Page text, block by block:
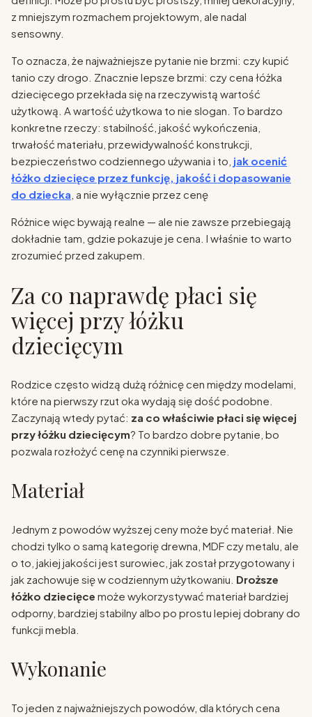
z mniejszym rozmachem projektowym, ale nadal
sensowny.
To oznacza, że najważniejsze pytanie nie brzmi: czy kupić
tanio czy drogo. Znacznie lepsze brzmi: czy cena łóżka
dziecięcego przekłada się na rzeczywistą wartość
użytkową. A wartość użytkowa to nie slogan. To bardzo
konkretne rzeczy: stabilność, jakość wykończenia,
trwałość materiału, przewidywalność konstrukcji,
bezpieczeństwo codziennego używania i to, jak ocenić
łóżko dziecięce przez funkcję, jakość i dopasowanie
do dziecka , a nie wyłącznie przez cenę
Różnice więc bywają realne — ale nie zawsze przebiegają
dokładnie tam, gdzie pokazuje je cena. I właśnie to warto
zrozumieć przed zakupem.
Za co naprawdę płaci się
więcej przy łóżku
dziecięcym
Rodzice często widzą dużą różnicę cen między modelami,
które na pierwszy rzut oka wydają się dość podobne.
Zaczynają wtedy pytać: za co właściwie płaci się więcej
przy łóżku dziecięcym? To bardzo dobre pytanie, bo
pozwala rozłożyć cenę na czynniki pierwsze.
Materiał
Jednym z powodów wyższej ceny może być materiał. Nie
chodzi tylko o samą kategorię drewna, MDF czy metalu, ale
o to, jakiej jakości jest surowiec, jak został przygotowany i
jak zachowuje się w codziennym użytkowaniu. Droższe
łóżko dziecięce może wykorzystywać materiał bardziej
odporny, bardziej stabilny albo po prostu lepiej dobrany do
funkcji mebla.
Wykonanie
To jeden z najważniejszych powodów, dla których cena